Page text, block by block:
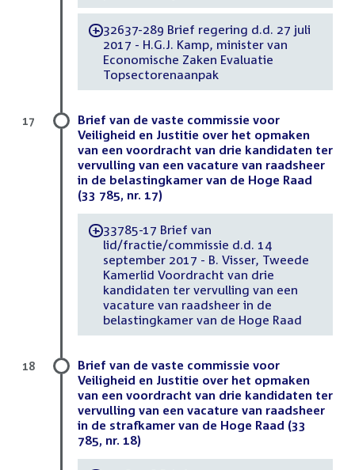
-32637-289 Brief regering d.d. 27 juli
2017 - H.G.J. Kamp, minister van
Economische Zaken Evaluatie
Topsectorenaanpak
Brief van de vaste commissie voor
Veiligheid en Justitie over het opmaken
van een voordracht van drie kandidaten ter
vervulling van een vacature van raadsheer
in de belastingkamer van de Hoge Raad
(33 785, nr. 17)
-33785-17 Brief van
lid/fractie/commissie d.d. 14
september 2017 - B. Visser, Tweede
Kamerlid Voordracht van drie
kandidaten ter vervulling van een
vacature van raadsheer in de
belastingkamer van de Hoge Raad
17
Brief van de vaste commissie voor
Veiligheid en Justitie over het opmaken
van een voordracht van drie kandidaten ter
vervulling van een vacature van raadsheer
in de strafkamer van de Hoge Raad (33
785, nr. 18)
18